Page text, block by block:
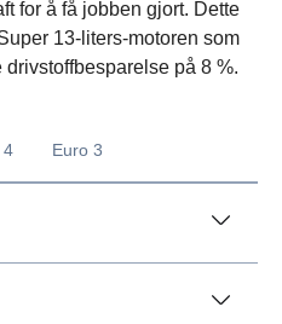
for å få jobben gjort. Dette
13-liters-motoren som
på 8 %.
4 Euro 3